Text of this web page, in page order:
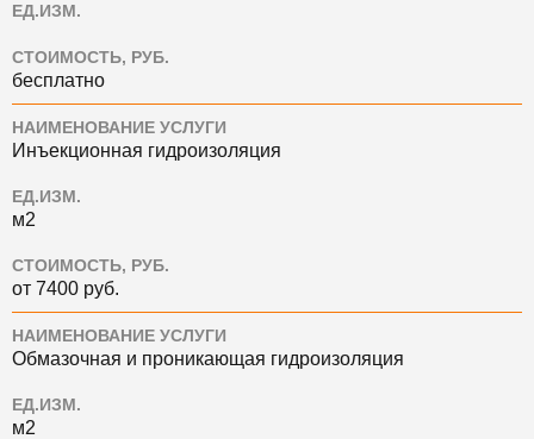
ЕД.ИЗМ.
СТОИМОСТЬ, РУБ.
бесплатно
НАИМЕНОВАНИЕ УСЛУГИ
Инъекционная гидроизоляция
ЕД.ИЗМ.
м2
СТОИМОСТЬ, РУБ.
от 7400 руб.
НАИМЕНОВАНИЕ УСЛУГИ
Обмазочная и проникающая гидроизоляция
ЕД.ИЗМ.
м2